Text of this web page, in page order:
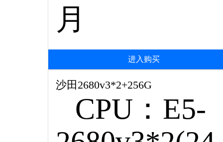
月
进入购买
沙田2680v3*2+256G
CPU：E5-